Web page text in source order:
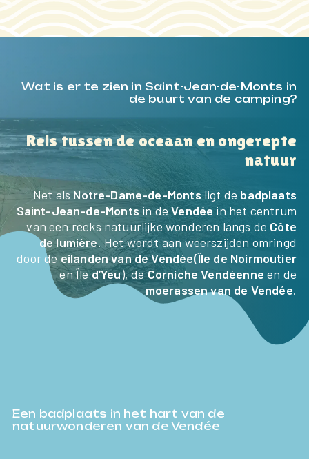
ACTIVITEITEN &
Wat is er te zien in Saint-Jean-de-Monts in
de buurt van de camping?
Reis tussen de oceaan en ongerepte
natuur
Net als Notre-Dame-de-Monts ligt de badplaats
Saint-Jean-de-Montsin deVendée in het centrum
van een reeks natuurlijke wonderen langs de Côte
de lumière. Het wordt aan weerszijden omringd
door de eilanden van de Vendée(Île de Noirmoutier
en Îled’Yeu), deCorniche Vendéenne en de
moerassen van de Vendée.
Een badplaats in het hart van de
natuurwonderen van de Vendée